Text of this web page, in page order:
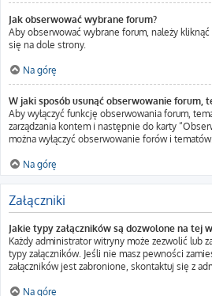
Jak obserwować wybrane forum?
Aby obserwować wybrane forum, należy
się na dole strony.
Na górę
W jaki sposób usunąć obserwowanie forum,
Aby wyłączyć funkcję obserwowania forum,
zarządzania kontem i następnie do karty
można wyłączyć obserwowanie forów i
Na górę
Załączniki
Jakie typy załączników są dozwolone na tej
Każdy administrator witryny może zezwolić lub
typy załączników. Jeśli nie masz pewności
załączników jest zabronione, skontaktuj się z
Na górę